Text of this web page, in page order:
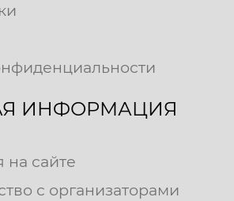
ИНФОРМАЦИЯ
на сайте
с организаторами